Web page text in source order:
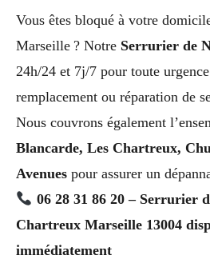
Vous êtes bloqué à votre
Marseille ? Notre Serrurier de
24h/24 et 7j/7 pour toute
remplacement ou réparation de
Nous couvrons également
Blancarde, Les Chartreux,
Avenues pour assurer un
06 28 31 86 20 – Serrurier
Chartreux Marseille 13004
immédiatement